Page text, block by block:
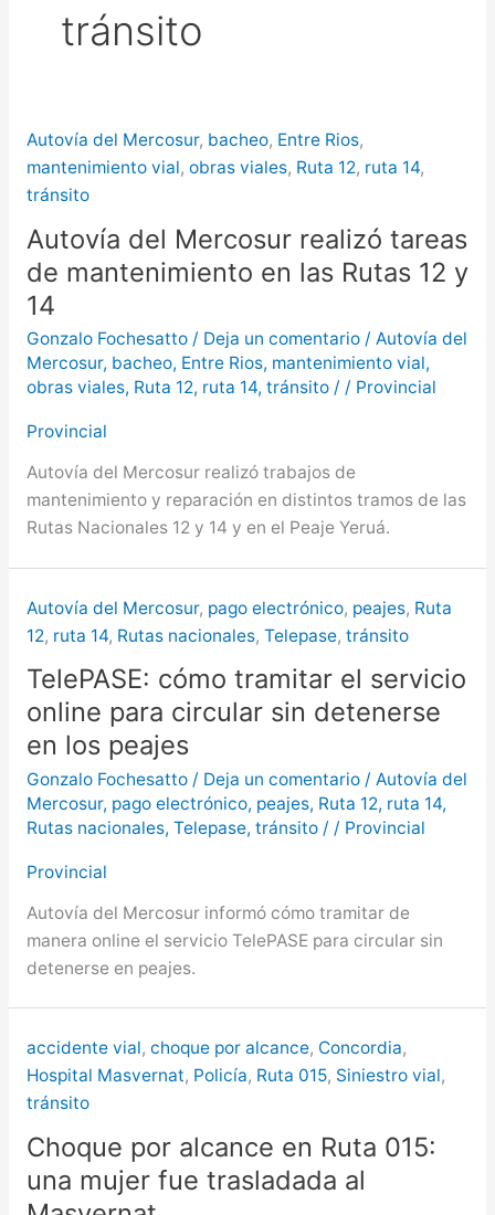
más de $580 millones
puntos de Concordia
tránsito
Autovía del Mercosur, bacheo, Entre Rios,
mantenimiento vial, obras viales, Ruta 12, ruta 14,
tránsito
Autovía del Mercosur realizó tareas
de mantenimiento en las Rutas 12 y
14
Gonzalo Fochesatto / Deja un comentario / Autovía del
Mercosur, bacheo, Entre Rios, mantenimiento vial,
obras viales, Ruta 12, ruta 14, tránsito/ / Provincial
Provincial
Autovía del Mercosur realizó trabajos de
mantenimiento y reparación en distintos tramos de las
Rutas Nacionales 12 y 14 y en el Peaje Yeruá.
Autovía del Mercosur, pago electrónico, peajes, Ruta
12, ruta 14, Rutas nacionales, Telepase, tránsito
TelePASE: cómo tramitar el servicio
online para circular sin detenerse
en los peajes
Gonzalo Fochesatto / Deja un comentario / Autovía del
Mercosur, pago electrónico, peajes, Ruta 12, ruta 14,
Rutas nacionales, Telepase, tránsito/ / Provincial
Provincial
Autovía del Mercosur informó cómo tramitar de
manera online el servicio TelePASE para circular sin
detenerse en peajes.
accidente vial, choque por alcance, Concordia,
Hospital Masvernat, Policía, Ruta 015, Siniestro vial,
tránsito
Choque por alcance en Ruta 015:
una mujer fue trasladada al